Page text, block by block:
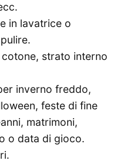
in lavatrice o
strato interno
inverno freddo,
feste di fine
matrimoni,
o data di gioco.